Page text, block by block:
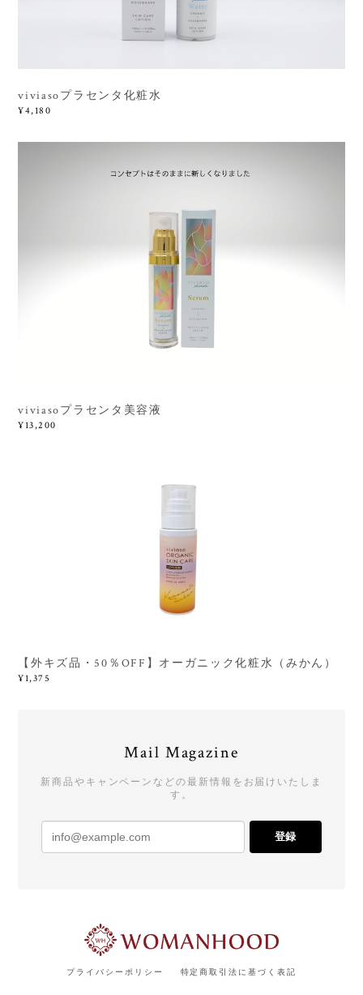
viviasoプラセンタ化粧水
¥4,180
viviasoプラセンタ美容液
¥13,200
【外キズ品・50％OFF】オーガニック化粧水（みかん）
¥1,375
Mail Magazine
新商品やキャンペーンなどの最新情報をお届けいたしま
す。
登録
プライバシーポリシー 特定商取引法に基づく表記